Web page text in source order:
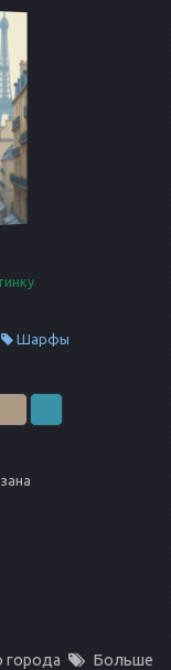
Шарфы
города
Больше